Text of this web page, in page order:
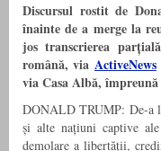
Discursul rostit de
înainte de a merge la
jos transcrierea
română, via ActiveNews
via Casa Albă,
DONALD TRUMP: De-a
și alte națiuni captive
demolare a libertății,